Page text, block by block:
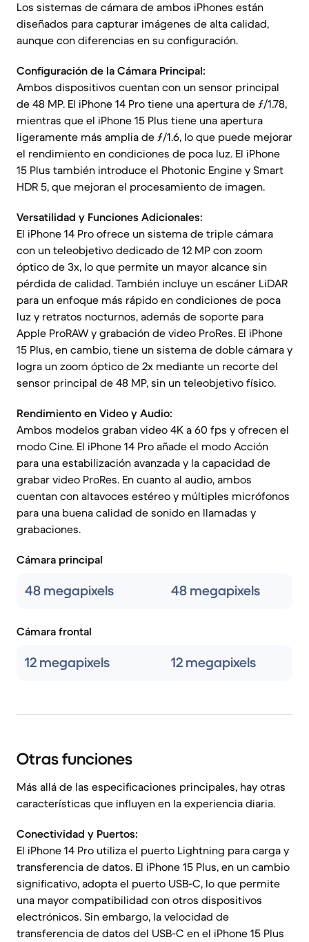
Los sistemas de cámara de ambos iPhones están
diseñados para capturar imágenes de alta calidad,
aunque con diferencias en su configuración.
Configuración de la Cámara Principal:
Ambos dispositivos cuentan con un sensor principal
de 48 MP. El iPhone 14 Pro tiene una apertura de ƒ/1.78,
mientras que el iPhone 15 Plus tiene una apertura
ligeramente más amplia de ƒ/1.6, lo que puede mejorar
el rendimiento en condiciones de poca luz. El iPhone
15 Plus también introduce el Photonic Engine y Smart
HDR 5, que mejoran el procesamiento de imagen.
Versatilidad y Funciones Adicionales:
El iPhone 14 Pro ofrece un sistema de triple cámara
con un teleobjetivo dedicado de 12 MP con zoom
óptico de 3x, lo que permite un mayor alcance sin
pérdida de calidad. También incluye un escáner LiDAR
para un enfoque más rápido en condiciones de poca
luz y retratos nocturnos, además de soporte para
Apple ProRAW y grabación de video ProRes. El iPhone
15 Plus, en cambio, tiene un sistema de doble cámara y
logra un zoom óptico de 2x mediante un recorte del
sensor principal de 48 MP, sin un teleobjetivo físico.
Rendimiento en Video y Audio:
Ambos modelos graban video 4K a 60 fps y ofrecen el
modo Cine. El iPhone 14 Pro añade el modo Acción
para una estabilización avanzada y la capacidad de
grabar video ProRes. En cuanto al audio, ambos
cuentan con altavoces estéreo y múltiples micrófonos
para una buena calidad de sonido en llamadas y
grabaciones.
Cámara principal
48 megapixels 48 megapixels
Cámara frontal
12 megapixels 12 megapixels
Otras funciones
Más allá de las especificaciones principales, hay otras
características que influyen en la experiencia diaria.
Conectividad y Puertos:
El iPhone 14 Pro utiliza el puerto Lightning para carga y
transferencia de datos. El iPhone 15 Plus, en un cambio
significativo, adopta el puerto USB-C, lo que permite
una mayor compatibilidad con otros dispositivos
electrónicos. Sin embargo, la velocidad de
transferencia de datos del USB-C en el iPhone 15 Plus